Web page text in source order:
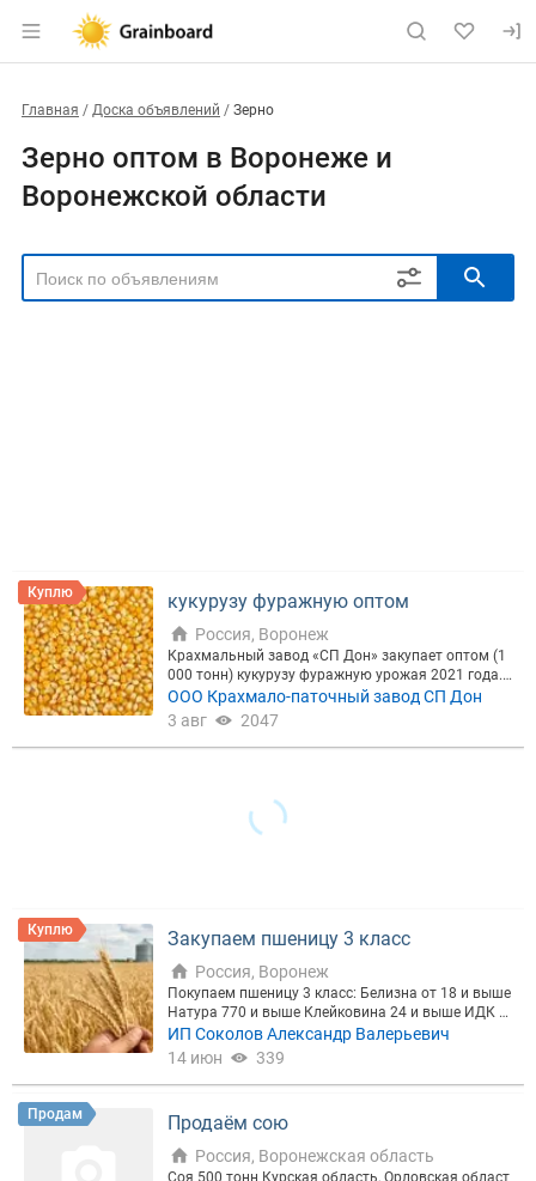
Главная Доска объявлений Зерно
Зерно оптом в Воронеже и
Воронежской области
Сбросить Показать
Куплю кукурузу фуражную оптом
Россия, Воронеж
Крахмальный завод «СП Дон» закупает оптом (1
000 тонн) кукурузу фуражную урожая 2021 года.
Условия поставки и оплаты зависят от объема. Т
ребования к сортности и другие характеристики с
ООО Крахмало-паточный завод СП Дон
3 авг
2047
Куплю Закупаем пшеницу 3 класс
Россия, Воронеж
Покупаем пшеницу 3 класс: Белизна от 18 и выше
Натура 770 и выше Клейковина 24 и выше ИДК 7
5 и выше Влажность не более 14,5 % ЧП от 200 до
400 Стекловидность от 40 - 80 Объем: до 1800т/м
ИП Соколов Александр Валерьевич
14 июн
339
Продам Продаём сою
Россия, Воронежская область
Соя 500 тонн Курская область, Орловская област